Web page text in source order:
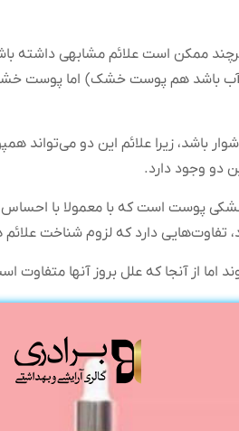
ممکن است علائم مشابهی
باشد هم پوست خشک) اما پوست
باشد، زیرا علائم این دو
دو وجود دارد.
، خشکی پوست است که با معمولا با
دارد که لزوم شناخت
از آنجا که علل بروز آنها متفاوت